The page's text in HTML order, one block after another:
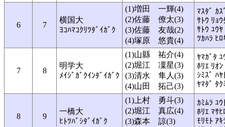
6 7
横国大
ﾖｺﾊﾏｺｸﾘﾂﾀﾞｲｶﾞｸ
(1)増田 一輝(4)
(2)佐藤 僚太(3)
(3)佐藤 友哉(2)
(4)塚原 悠貴(4)
ﾏｽﾀﾞ ｶｽ
ｻﾄｳ ﾘｮｳ
ｻﾄｳ ﾕｳﾔ
ﾂｶﾊﾗ ﾋﾛ
7 8
明学大
ﾒｲｼﾞｶﾞｸｲﾝﾀﾞｲｶﾞｸ
(1)山縣 祐介(4)
(2)堀江 凜星(3)
(3)清水 隼人(3)
(4)山田 拓己(3)
ﾔﾏｶﾞﾀ ﾕ
ﾎﾘｴ ﾘｵﾝ
ｼﾐｽﾞ ﾊﾔ
ﾔﾏﾀﾞ ﾀｸ
8 9
一橋大
ﾋﾄﾂﾊﾞｼﾀﾞｲｶﾞｸ
(1)上村 勇斗(3)
(2)堀江 真広(4)
(3)森本 諒(3)
ｶﾐﾑﾗ ﾕｳ
ﾎﾘｴ ﾏｻﾋ
ﾓﾘﾓﾄ ｱｷ